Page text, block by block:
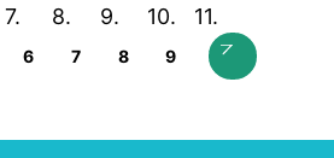
6 7 8 9